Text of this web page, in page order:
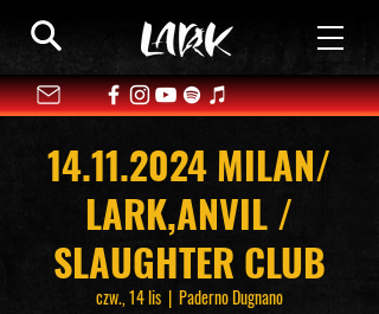
14.11.2024 MILAN/
LARK,ANVIL /
SLAUGHTER CLUB
czw., 14 lis
  |
Paderno Dugnano